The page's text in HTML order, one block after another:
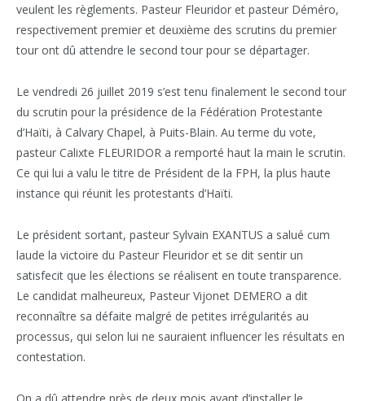
veulent les règlements. Pasteur Fleuridor et pasteur Déméro,
respectivement premier et deuxième des scrutins du premier
tour ont dû attendre le second tour pour se départager.
Le vendredi 26 juillet 2019 s’est tenu finalement le second tour
du scrutin pour la présidence de la Fédération Protestante
d’Haïti, à Calvary Chapel, à Puits-Blain. Au terme du vote,
pasteur Calixte FLEURIDOR a remporté haut la main le scrutin.
Ce qui lui a valu le titre de Président de la FPH, la plus haute
instance qui réunit les protestants d’Haïti.
Le président sortant, pasteur Sylvain EXANTUS a salué cum
laude la victoire du Pasteur Fleuridor et se dit sentir un
satisfecit que les élections se réalisent en toute transparence.
Le candidat malheureux, Pasteur Vijonet DEMERO a dit
reconnaître sa défaite malgré de petites irrégularités au
processus, qui selon lui ne sauraient influencer les résultats en
contestation.